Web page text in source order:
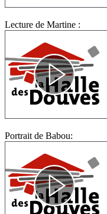
Lecture de Martine :
Portrait de Babou: